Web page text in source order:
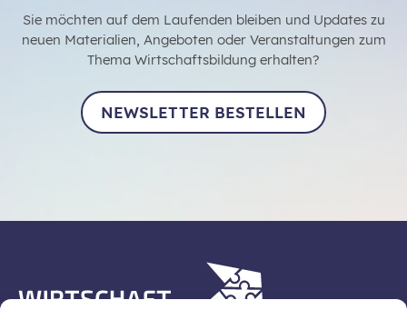
Sie möchten auf dem Laufenden bleiben und Updates zu
neuen Materialien, Angeboten oder Veranstaltungen zum
Thema Wirtschaftsbildung erhalten?
NEWSLETTER BESTELLEN